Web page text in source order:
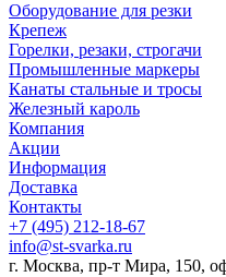
Оборудование для резки
Крепеж
Горелки, резаки, строгачи
Промышленные маркеры
Канаты стальные и тросы
Железный кароль
Компания
Акции
Информация
Доставка
Контакты
+7 (495) 212-18-67
info@st-svarka.ru
г. Москва, пр-т Мира, 150,